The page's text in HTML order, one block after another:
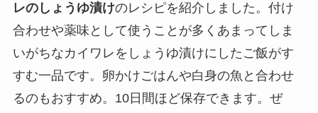
レのしょうゆ漬けのレシピを紹介しました。付け
合わせや薬味として使うことが多くあまってしま
いがちなカイワレをしょうゆ漬けにしたご飯がす
すむ一品です。卵かけごはんや白身の魚と合わせ
るのもおすすめ。10日間ほど保存できます。ぜ